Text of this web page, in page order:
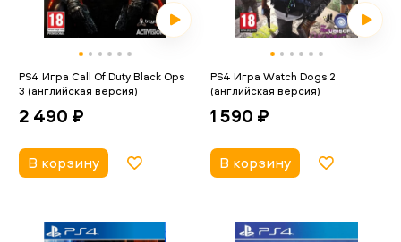
PS4 Игра Call Of Duty Black Ops
3 (английская версия)
2 490 ₽
В корзину
PS4 Игра Watch Dogs 2
(английская версия)
1 590 ₽
В корзину